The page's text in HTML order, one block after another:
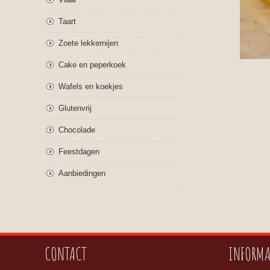
Taart
Zoete lekkernijen
Cake en peperkoek
Wafels en koekjes
Glutenvrij
Chocolade
Feestdagen
Aanbiedingen
CONTACT